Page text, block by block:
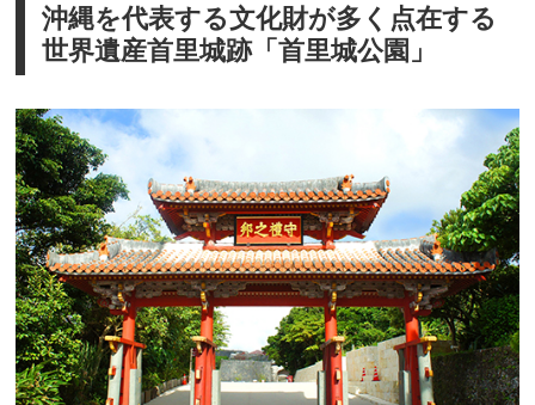
沖縄を代表する文化財が多く点在する
世界遺産首里城跡「首里城公園」